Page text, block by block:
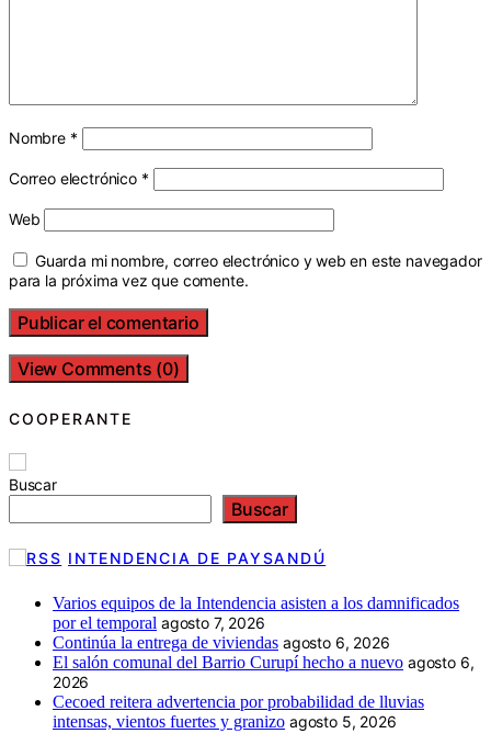
Nombre *
Correo electrónico *
Web
Guarda mi nombre, correo electrónico y web en este navegador
para la próxima vez que comente.
View Comments (0)
COOPERANTE
Buscar
Buscar
INTENDENCIA DE PAYSANDÚ
Varios equipos de la Intendencia asisten a los damnificados
por el temporal agosto 7, 2026
Continúa la entrega de viviendas agosto 6, 2026
El salón comunal del Barrio Curupí hecho a nuevo agosto 6,
2026
Cecoed reitera advertencia por probabilidad de lluvias
intensas, vientos fuertes y granizo agosto 5, 2026